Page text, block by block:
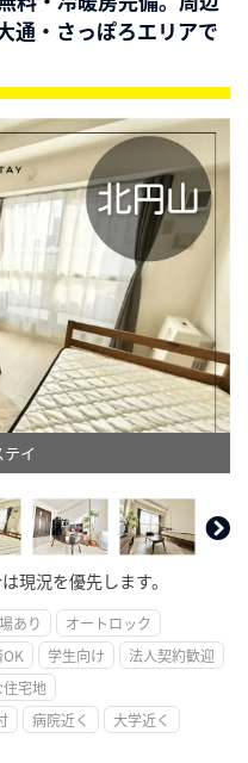
通・さっぽろエリアで
イ
現況を優先します。
あり
オートロック
学生向け
法人契約歓迎
住宅地
病院近く
大学近く